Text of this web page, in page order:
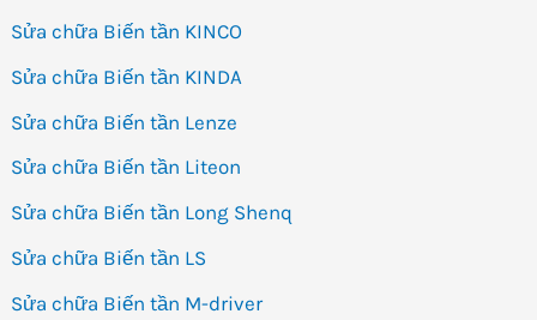
Sửa chữa Biến tần KINCO
Sửa chữa Biến tần KINDA
Sửa chữa Biến tần Lenze
Sửa chữa Biến tần Liteon
Sửa chữa Biến tần Long Shenq
Sửa chữa Biến tần LS
Sửa chữa Biến tần M-driver